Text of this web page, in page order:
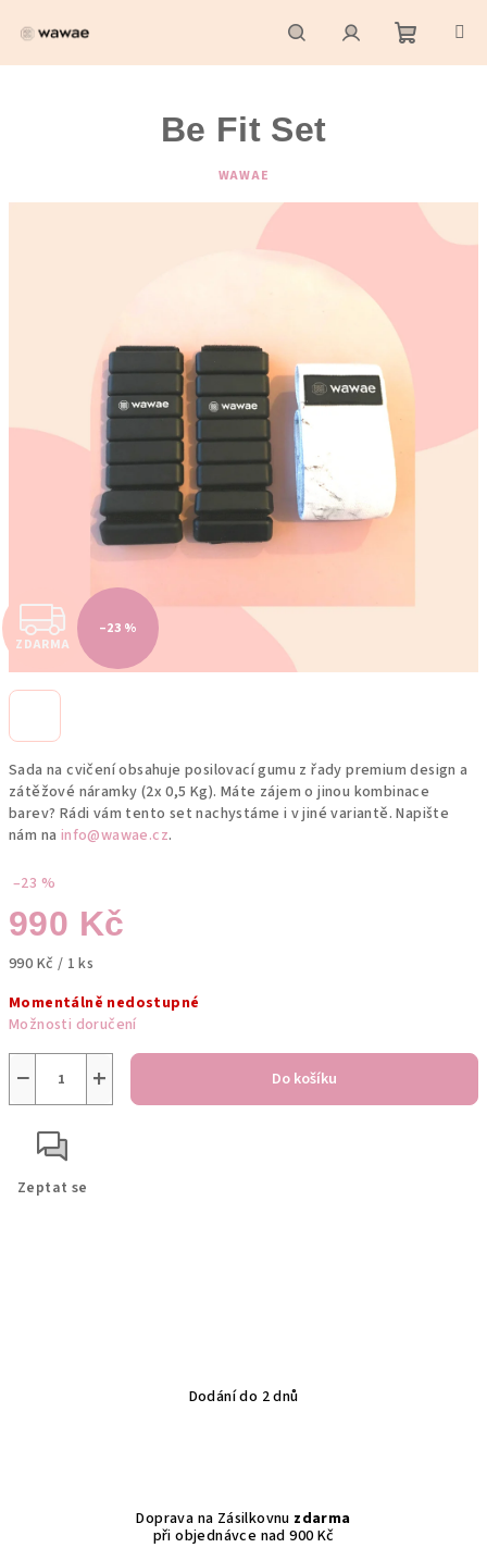
HledatPřihlášeníNákupní
Sada na cvičení obsahuje posilovací gumu z řady premium design a
zátěžové náramky (2x 0,5 Kg). Máte zájem o jinou kombinace
barev? Rádi vám tento set nachystáme i v jiné variantě. Napište
nám na info@wawae.cz.
–23 %
990 Kč
Měrná
990 Kč / 1 ks
Momentálně nedostupné
Možnosti doručení
+
− Do košíku
Zeptat se
Be Fit Set
WAWAE
Z
D
R
M
A
ZDARMA
–23 %
Dodání do 2 dnů
Doprava na Zásilkovnu zdarma
při objednávce nad 900 Kč